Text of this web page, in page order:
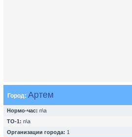
Город: Артем
Нормо-час: n\a
ТО-1: n\a
Организации города: 1